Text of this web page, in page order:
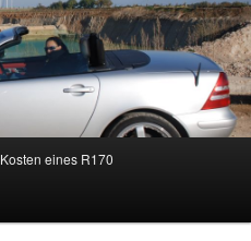
Kosten eines R170